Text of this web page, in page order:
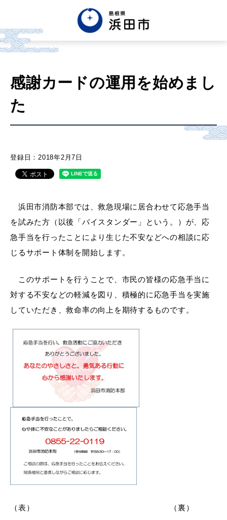
한글 Tiếng việt Tagalog
くらし・手続き・
産業・ビジネス
教育・文化・ スポーツ
移住・定住（はまだぐらし）
観光・飲食
場面から探す
妊娠・出産
出会い・結婚
感謝カードの運用を始めまし
た
登録日：2018年2月7日
浜田市消防本部では、救急現場に居合わせて応急手当
を試みた方（以後「バイスタンダー」という。）が、応
急手当を行ったことにより生じた不安などへの相談に応
じるサポート体制を開始します。
このサポートを行うことで、市民の皆様の応急手当に
対する不安などの軽減を図り、積極的に応急手当を実施
していただき、救命率の向上を期待するものです。
（表） （裏）